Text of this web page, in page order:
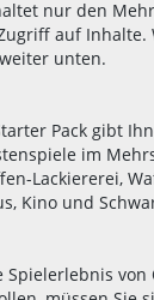
nur den
auf Inhalte.
unten.
Pack gibt
im
Lackiererei,
Kino und
Spielerlebnis von